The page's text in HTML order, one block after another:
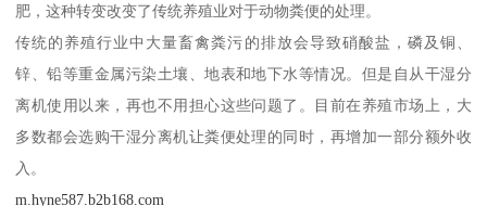
肥，这种转变改变了传统养殖业对于动物粪便的处理。
传统的养殖行业中大量畜禽粪污的排放会导致硝酸盐，磷及铜、
锌、铅等重金属污染土壤、地表和地下水等情况。但是自从干湿分
离机使用以来，再也不用担心这些问题了。目前在养殖市场上，大
多数都会选购干湿分离机让粪便处理的同时，再增加一部分额外收
入。
m.hyne587.b2b168.com